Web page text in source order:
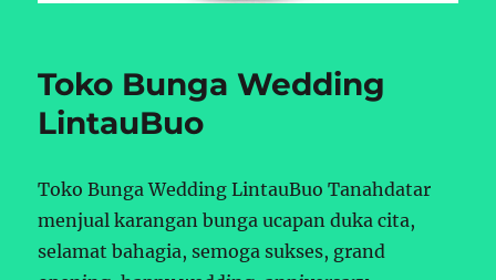
Toko Bunga Wedding
LintauBuo
Toko Bunga Wedding LintauBuo Tanahdatar
menjual karangan bunga ucapan duka cita,
selamat bahagia, semoga sukses, grand